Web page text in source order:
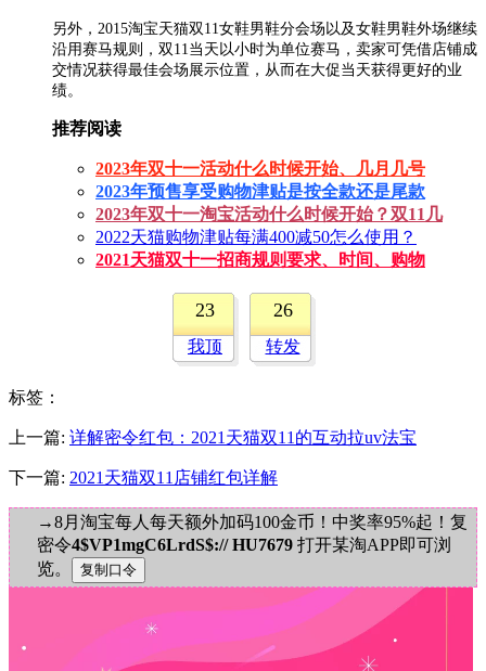
另外，2015淘宝天猫双11女鞋男鞋分会场以及女鞋男鞋外场继续
沿用赛马规则，双11当天以小时为单位赛马，卖家可凭借店铺成
交情况获得最佳会场展示位置，从而在大促当天获得更好的业
绩。
推荐阅读
2023年双十一活动什么时候开始、几月几号
2023年预售享受购物津贴是按全款还是尾款
2023年双十一淘宝活动什么时候开始？双11几
2022天猫购物津贴每满400减50怎么使用？
2021天猫双十一招商规则要求、时间、购物
23
我顶
26
转发
标签 ：
上一篇: 详解密令红包：2021天猫双11的互动拉uv法宝
下一篇: 2021天猫双11店铺红包详解
→8月淘宝每人每天额外加码100金币！中奖率95%起！复
密令4$VP1mgC6LrdS$:// HU7679 打开某淘APP即可浏
览。